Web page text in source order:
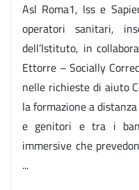
Asl Roma1, Iss e
operatori sanitari,
dell’Istituto, in
Ettorre – Socially
nelle richieste di aiuto
la formazione a
e genitori e tra i
immersive che
...